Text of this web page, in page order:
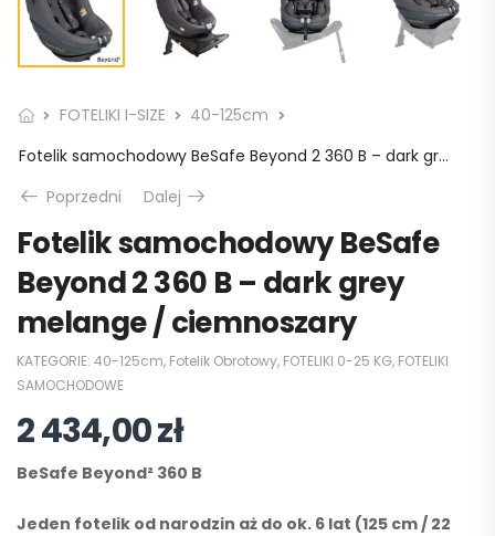
FOTELIKI I-SIZE
40-125cm
Fotelik samochodowy BeSafe Beyond 2 360 B – dark grey melange / ciemnoszary
Poprzedni
Dalej
Fotelik samochodowy BeSafe
Beyond 2 360 B – dark grey
melange / ciemnoszary
KATEGORIE: 40-125cm, Fotelik Obrotowy, FOTELIKI 0-25 KG, FOTELIKI
SAMOCHODOWE
2 434,00zł
BeSafe Beyond² 360 B
Jeden fotelik od narodzin aż do ok. 6 lat (125 cm / 22